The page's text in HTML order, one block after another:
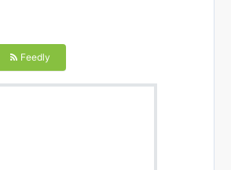
Feedly